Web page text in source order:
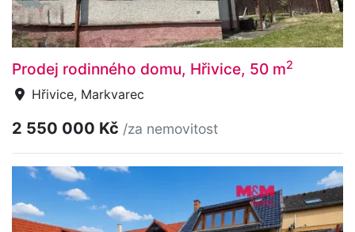
Prodej rodinného domu, Hřivice, 50 m2
Hřivice, Markvarec
2 550 000 Kč /za nemovitost